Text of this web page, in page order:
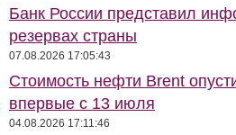
Банк России представил
резервах страны
07.08.2026 17:05:43
Стоимость нефти Brent
впервые с 13 июля
04.08.2026 17:11:46